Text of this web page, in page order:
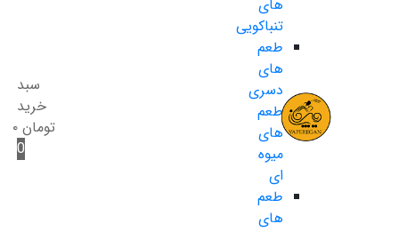
های
تنباکویی
طعم
های
دسری
طعم
های
میوه
ای
طعم
های
سبد
خرید
تومان ۰
0